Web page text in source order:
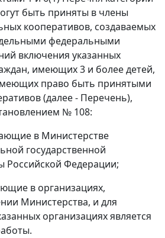
быть приняты в члены
кооперативов, создаваемых
федеральными
включения указанных
имеющих 3 и более детей,
право быть принятыми
(далее - Перечень),
№ 108:
в Министерстве
государственной
Российской Федерации;
в организациях,
Министерства, и для
организациях является